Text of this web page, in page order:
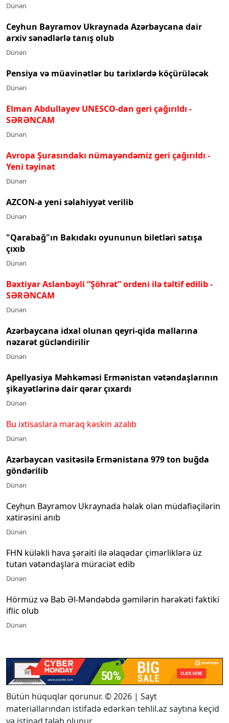
Dünən
Ceyhun Bayramov Ukraynada Azərbaycana dair
arxiv sənədlərlə tanış olub
Dünən
Pensiya və müavinətlər bu tarixlərdə köçürüləcək
Dünən
Elman Abdullayev UNESCO-dan geri çağırıldı -
SƏRƏNCAM
Dünən
Avropa Şurasındakı nümayəndəmiz geri çağırıldı -
Yeni təyinat
Dünən
AZCON-a yeni səlahiyyət verilib
Dünən
"Qarabağ"ın Bakıdakı oyununun biletləri satışa
çıxıb
Dünən
Bəxtiyar Aslanbəyli “Şöhrət” ordeni ilə təltif edilib-
SƏRƏNCAM
Dünən
Azərbaycana idxal olunan qeyri-qida mallarına
nəzarət gücləndirilir
Dünən
Apellyasiya Məhkəməsi Ermənistan vətəndaşlarının
şikayətlərinə dair qərar çıxardı
Dünən
Bu ixtisaslara maraq kəskin azalıb
Dünən
Azərbaycan vasitəsilə Ermənistana 979 ton buğda
göndərilib
Dünən
Ceyhun Bayramov Ukraynada həlak olan müdafiəçilərin
xatirəsini anıb
Dünən
FHN küləkli hava şəraiti ilə əlaqədar çimərliklərə üz
tutan vətəndaşlara müraciət edib
Dünən
Hörmüz və Bab Əl-Məndəbdə gəmilərin hərəkəti faktiki
iflic olub
Dünən
Bütün hüquqlar qorunur. © 2026 | Sayt
materiallarından istifadə edərkən tehlil.az saytına keçid